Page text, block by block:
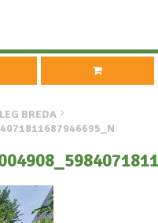
BREDA